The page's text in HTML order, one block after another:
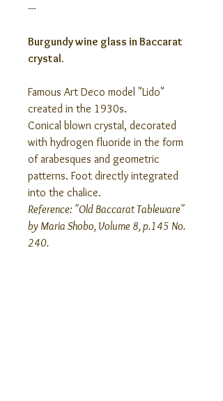
---
Burgundy wine glass in Baccarat
crystal.
Famous Art Deco model "Lido"
created in the 1930s.
Conical blown crystal, decorated
with hydrogen fluoride in the form
of arabesques and geometric
patterns. Foot directly integrated
into the chalice.
Reference: "Old Baccarat Tableware"
by Maria Shobo, Volume 8, p.145 No.
240.